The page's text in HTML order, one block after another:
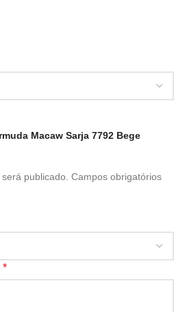
Macaw Sarja 7792 Bege
publicado. Campos obrigatórios
*